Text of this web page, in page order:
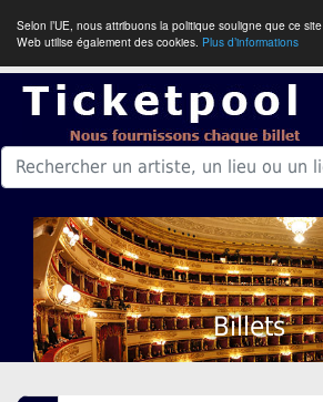
Selon l’UE, nous attribuons la politique souligne que ce site
Web utilise également des cookies. Plus d’informations
Billets